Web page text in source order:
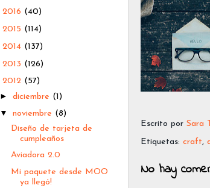
Escrito por Sara
Etiquetas: craft,
No hay
2016 (40)
2015 (114)
2014 (137)
2013 (126)
2012 (57)
►diciembre (1)
▼noviembre (8)
Diseño de tarjeta de
cumpleaños
Aviadora 2.0
Mi paquete desde MOO
ya llegó!